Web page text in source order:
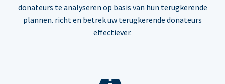
donateurs te analyseren op basis van hun terugkerende
plannen. richt en betrek uw terugkerende donateurs
effectiever.